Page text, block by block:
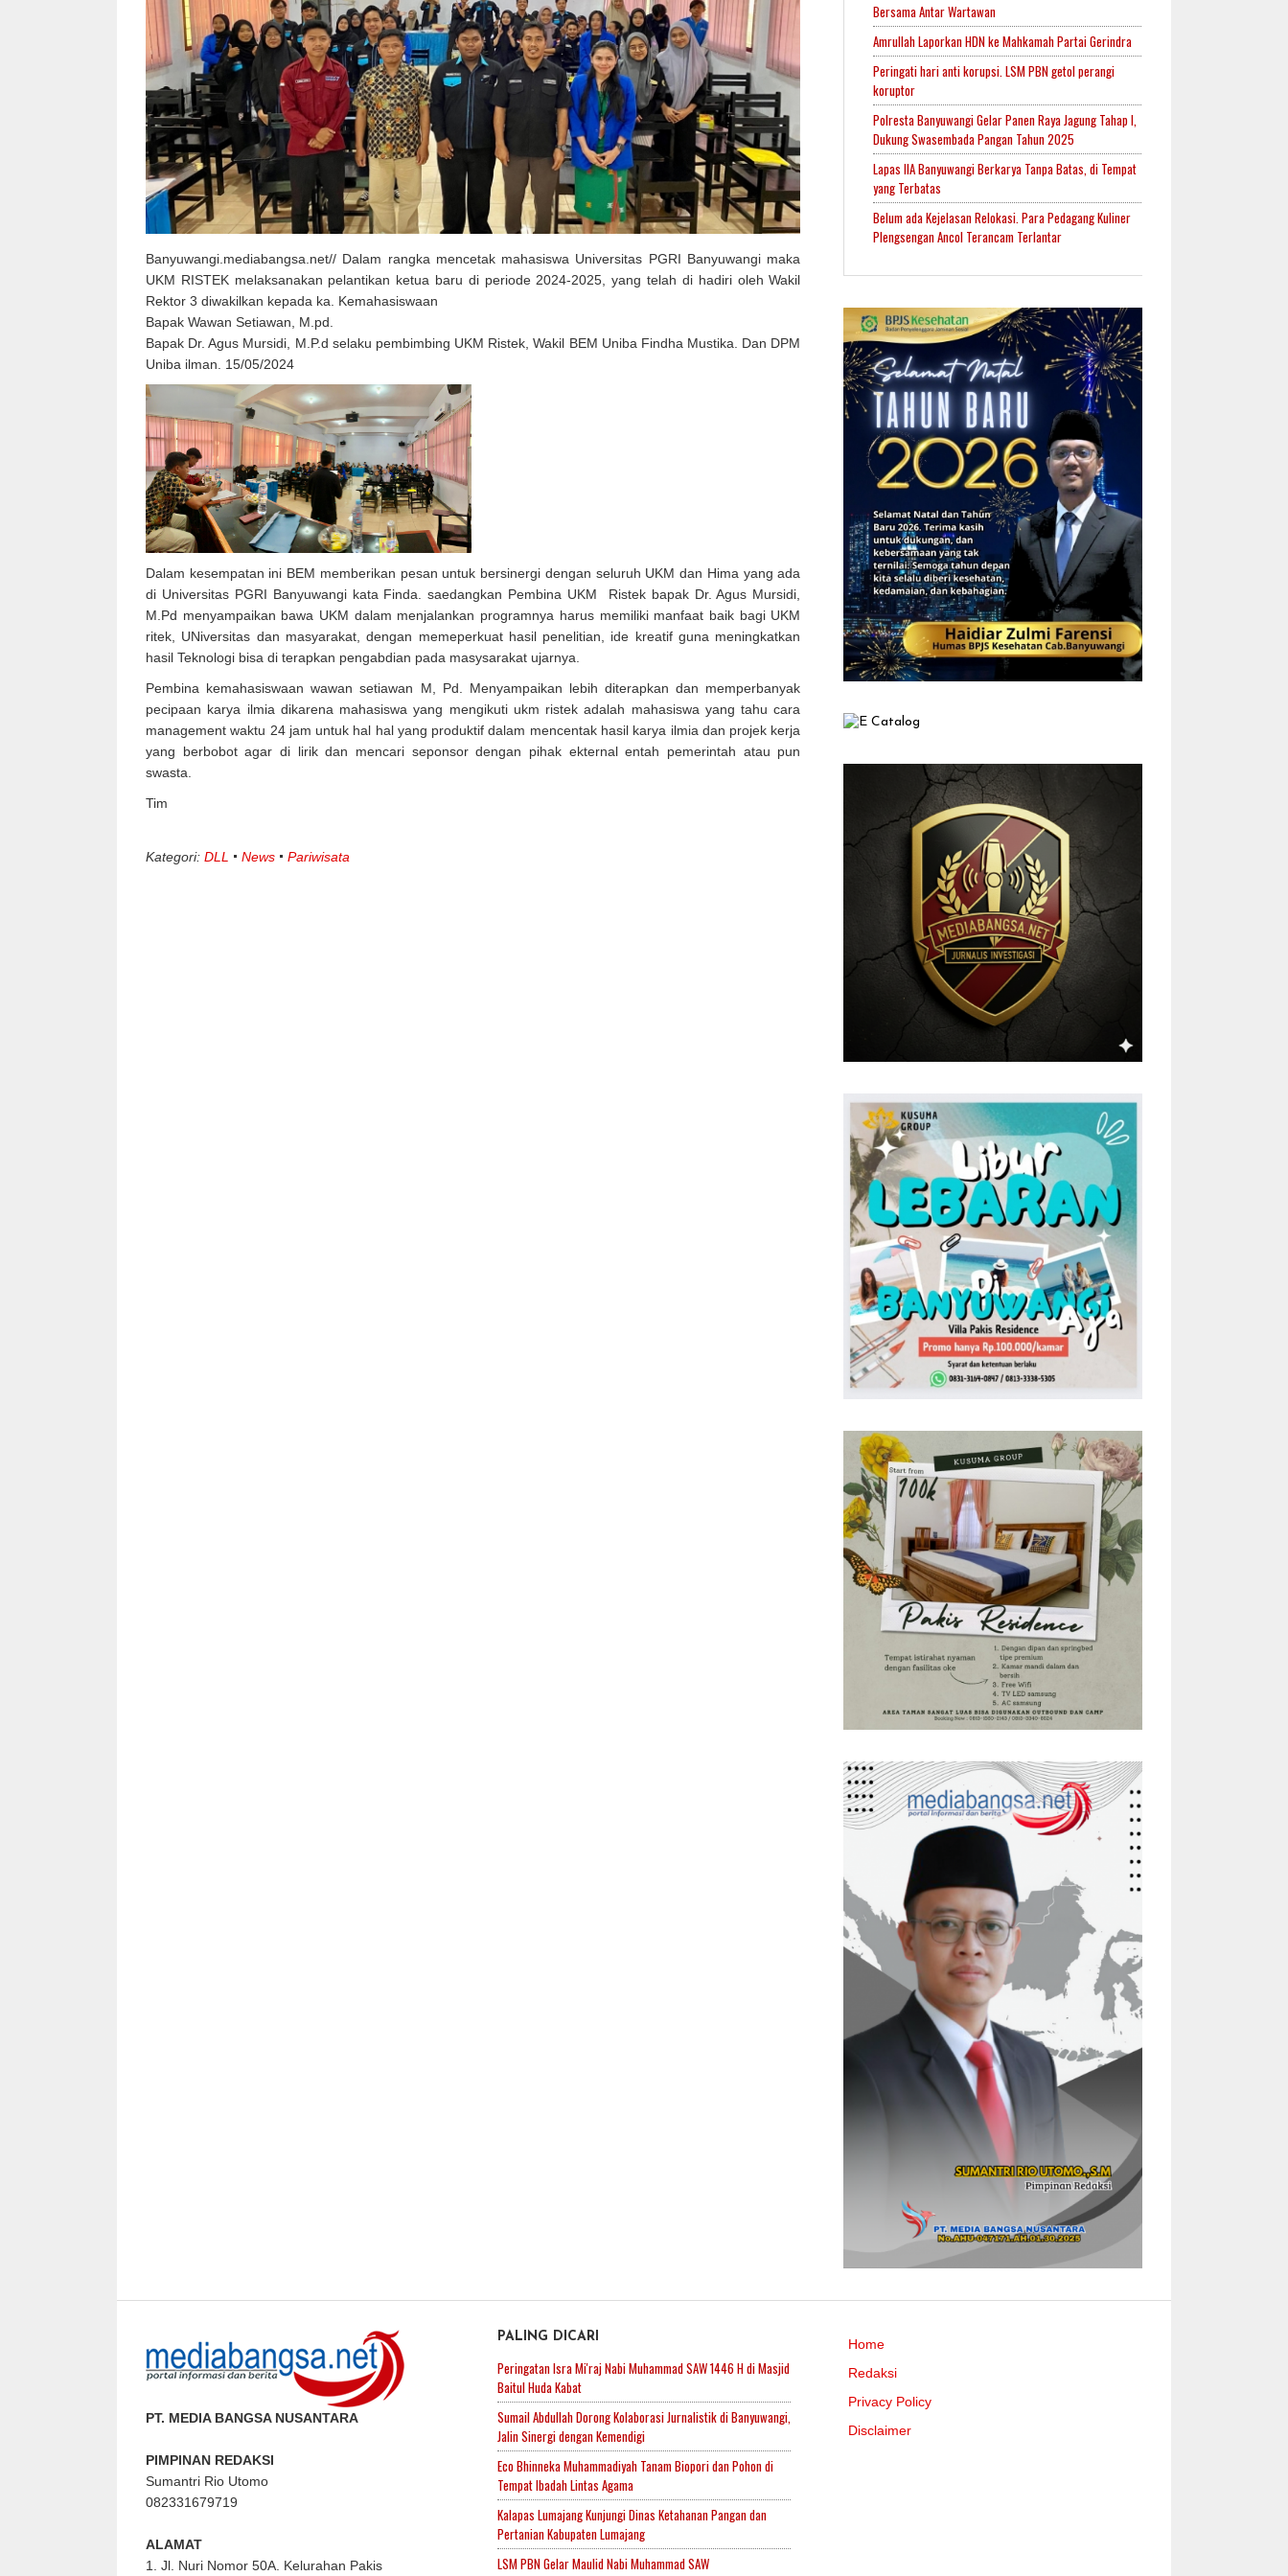
Banyuwangi.mediabangsa.net// Dalam rangka mencetak mahasiswa Universitas PGRI Banyuwangi maka
UKM RISTEK melaksanakan pelantikan ketua baru di periode 2024-2025, yang telah di hadiri oleh Wakil
Rektor 3 diwakilkan kepada ka. Kemahasiswaan
Bapak Wawan Setiawan, M.pd.
Bapak Dr. Agus Mursidi, M.P.d selaku pembimbing UKM Ristek, Wakil BEM Uniba Findha Mustika. Dan DPM
Uniba ilman. 15/05/2024
Dalam kesempatan ini BEM memberikan pesan untuk bersinergi dengan seluruh UKM dan Hima yang ada
di Universitas PGRI Banyuwangi kata Finda. saedangkan Pembina UKM Ristek bapak Dr. Agus Mursidi,
M.Pd menyampaikan bawa UKM dalam menjalankan programnya harus memiliki manfaat baik bagi UKM
ritek, UNiversitas dan masyarakat, dengan memeperkuat hasil penelitian, ide kreatif guna meningkatkan
hasil Teknologi bisa di terapkan pengabdian pada masysarakat ujarnya.
Pembina kemahasiswaan wawan setiawan M, Pd. Menyampaikan lebih diterapkan dan memperbanyak
pecipaan karya ilmia dikarena mahasiswa yang mengikuti ukm ristek adalah mahasiswa yang tahu cara
management waktu 24 jam untuk hal hal yang produktif dalam mencentak hasil karya ilmia dan projek kerja
yang berbobot agar di lirik dan mencari seponsor dengan pihak ekternal entah pemerintah atau pun
swasta.
Tim
Kategori: DLL News Pariwisata
Bersama Antar Wartawan
Amrullah Laporkan HDN ke Mahkamah Partai Gerindra
Peringati hari anti korupsi. LSM PBN getol perangi
koruptor
Polresta Banyuwangi Gelar Panen Raya Jagung Tahap I,
Dukung Swasembada Pangan Tahun 2025
Lapas IIA Banyuwangi Berkarya Tanpa Batas, di Tempat
yang Terbatas
Belum ada Kejelasan Relokasi. Para Pedagang Kuliner
Plengsengan Ancol Terancam Terlantar
PT. MEDIA BANGSA NUSANTARA
PIMPINAN REDAKSI
Sumantri Rio Utomo
082331679719
ALAMAT
1. Jl. Nuri Nomor 50A. Kelurahan Pakis
PALING DICARI
Peringatan Isra Mi'raj Nabi Muhammad SAW 1446 H di Masjid
Baitul Huda Kabat
Sumail Abdullah Dorong Kolaborasi Jurnalistik di Banyuwangi,
Jalin Sinergi dengan Kemendigi
Eco Bhinneka Muhammadiyah Tanam Biopori dan Pohon di
Tempat Ibadah Lintas Agama
Kalapas Lumajang Kunjungi Dinas Ketahanan Pangan dan
Pertanian Kabupaten Lumajang
LSM PBN Gelar Maulid Nabi Muhammad SAW
Home
Redaksi
Privacy Policy
Disclaimer